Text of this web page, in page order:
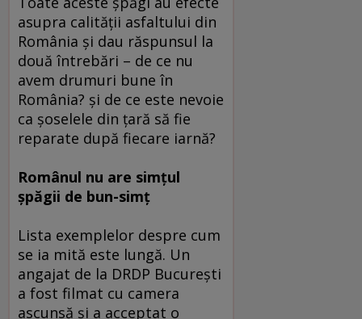
asupra calităţii asfaltului din
România şi dau răspunsul la
două întrebări – de ce nu
avem drumuri bune în
România? şi de ce este nevoie
ca şoselele din ţară să fie
reparate după fiecare iarnă?
Românul nu are simţul
şpăgii de bun-simţ
Lista exemplelor despre cum
se ia mită este lungă. Un
angajat de la DRDP Bucureşti
a fost filmat cu camera
ascunsă şi a acceptat o